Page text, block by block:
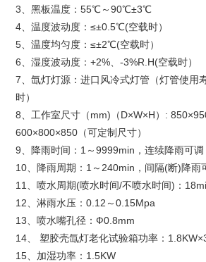
3、黑板温度：55℃～90℃±3℃
4、温度波动度：≤±0.5℃(空载时）
5、温度均匀度：≤±2℃(空载时）
6、湿度波动度：+2%、-3%R.H(空载时）
7、氙灯灯源：进口风冷式灯管（灯管使用
时）
8、工作室尺寸（mm)（D×W×H）:
600×800×850（可定制尺寸）
9、降雨时间：1～9999min，连续降雨可调
10、降雨周期：1～240min，间隔(断)降雨
11、喷水周期(喷水时间/不喷水时间)：
12、淋雨水压：0.12～0.15Mpa
13、喷水嘴孔径：Ф0.8mm
14、 塑胶壳氙灯老化试验箱功率：
15、加湿功率：1.5KW